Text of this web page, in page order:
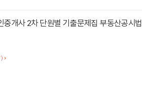
개사 2차 단원별 기출문제집 부동산공시법